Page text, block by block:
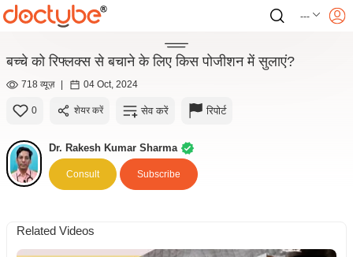
---
बच्चे को रिफ्लक्स से बचाने के लिए किस पोजीशन में सुलाएं?
718 व्यूज़ | 04 Oct, 2024
0 शेयर करें सेव करें रिपोर्ट
Dr. Rakesh Kumar Sharma
Consult Subscribe
Related Videos